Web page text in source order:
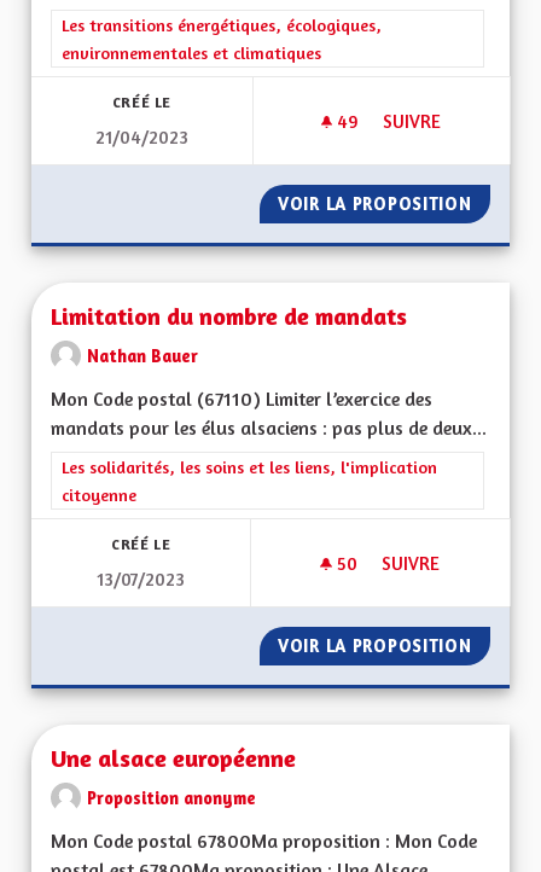
Filtrer les résultats de la catégorie : Les transitions
Les transitions énergétiques, écologiques,
environnementales et climatiques
CRÉÉ LE
21/04/2023
49 49 ABONNÉS
SUIVRE
VOIR LA PROPOSITION
Limitation du nombre de mandats
Nathan Bauer
Mon Code postal (67110) Limiter l’exercice des
mandats pour les élus alsaciens : pas plus de deux...
Filtrer les résultats de la catégorie : Les solidarités, les soins
Les solidarités, les soins et les liens, l'implication
citoyenne
CRÉÉ LE
13/07/2023
50 50 ABONNÉS
SUIVRE
VOIR LA PROPOSITION
Une alsace européenne
Proposition anonyme
Mon Code postal 67800Ma proposition : Mon Code